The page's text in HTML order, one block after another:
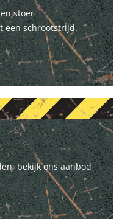
stoer
een schrootstrijd.
bekijk ons aanbod